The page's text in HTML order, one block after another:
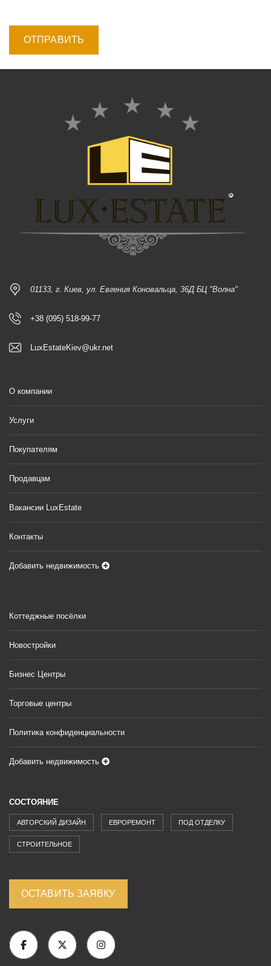
01133, г. Киев, ул. Евгения Коновальца, 36Д БЦ "Волна"
+38 (095) 518-99-77
LuxEstateKiev@ukr.net
О компании
Услуги
Покупателям
Продавцам
Вакансии LuxEstate
Контакты
Добавить недвижимость
Коттеджные посёлки
Новостройки
Бизнес Центры
Торговые центры
Политика конфиденциальности
Добавить недвижимость
СОСТОЯНИЕ
АВТОРСКИЙ ДИЗАЙН ЕВРОРЕМОНТ ПОД ОТДЕЛКУ
СТРОИТЕЛЬНОЕ
ОСТАВИТЬ ЗАЯВКУ